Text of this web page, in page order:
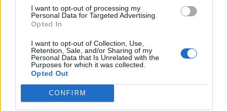
I want to opt-out of processing my
Personal Data for Targeted Advertising.
Opted In
I want to opt-out of Collection, Use,
Retention, Sale, and/or Sharing of my
Personal Data that Is Unrelated with the
Purposes for which it was collected.
Opted Out
CONFIRM